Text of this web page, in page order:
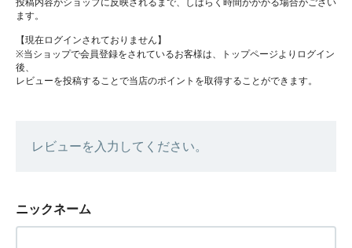
ます。
【現在ログインされておりません】
※当ショップで会員登録をされているお客様は、トップページよりログイン
後、
レビューを投稿することで当店のポイントを取得することができます。
レビューを入力してください。
ニックネーム